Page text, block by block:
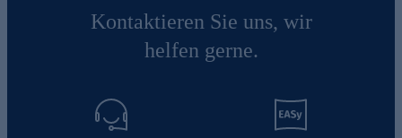
Kontaktieren Sie uns, wir
helfen gerne.